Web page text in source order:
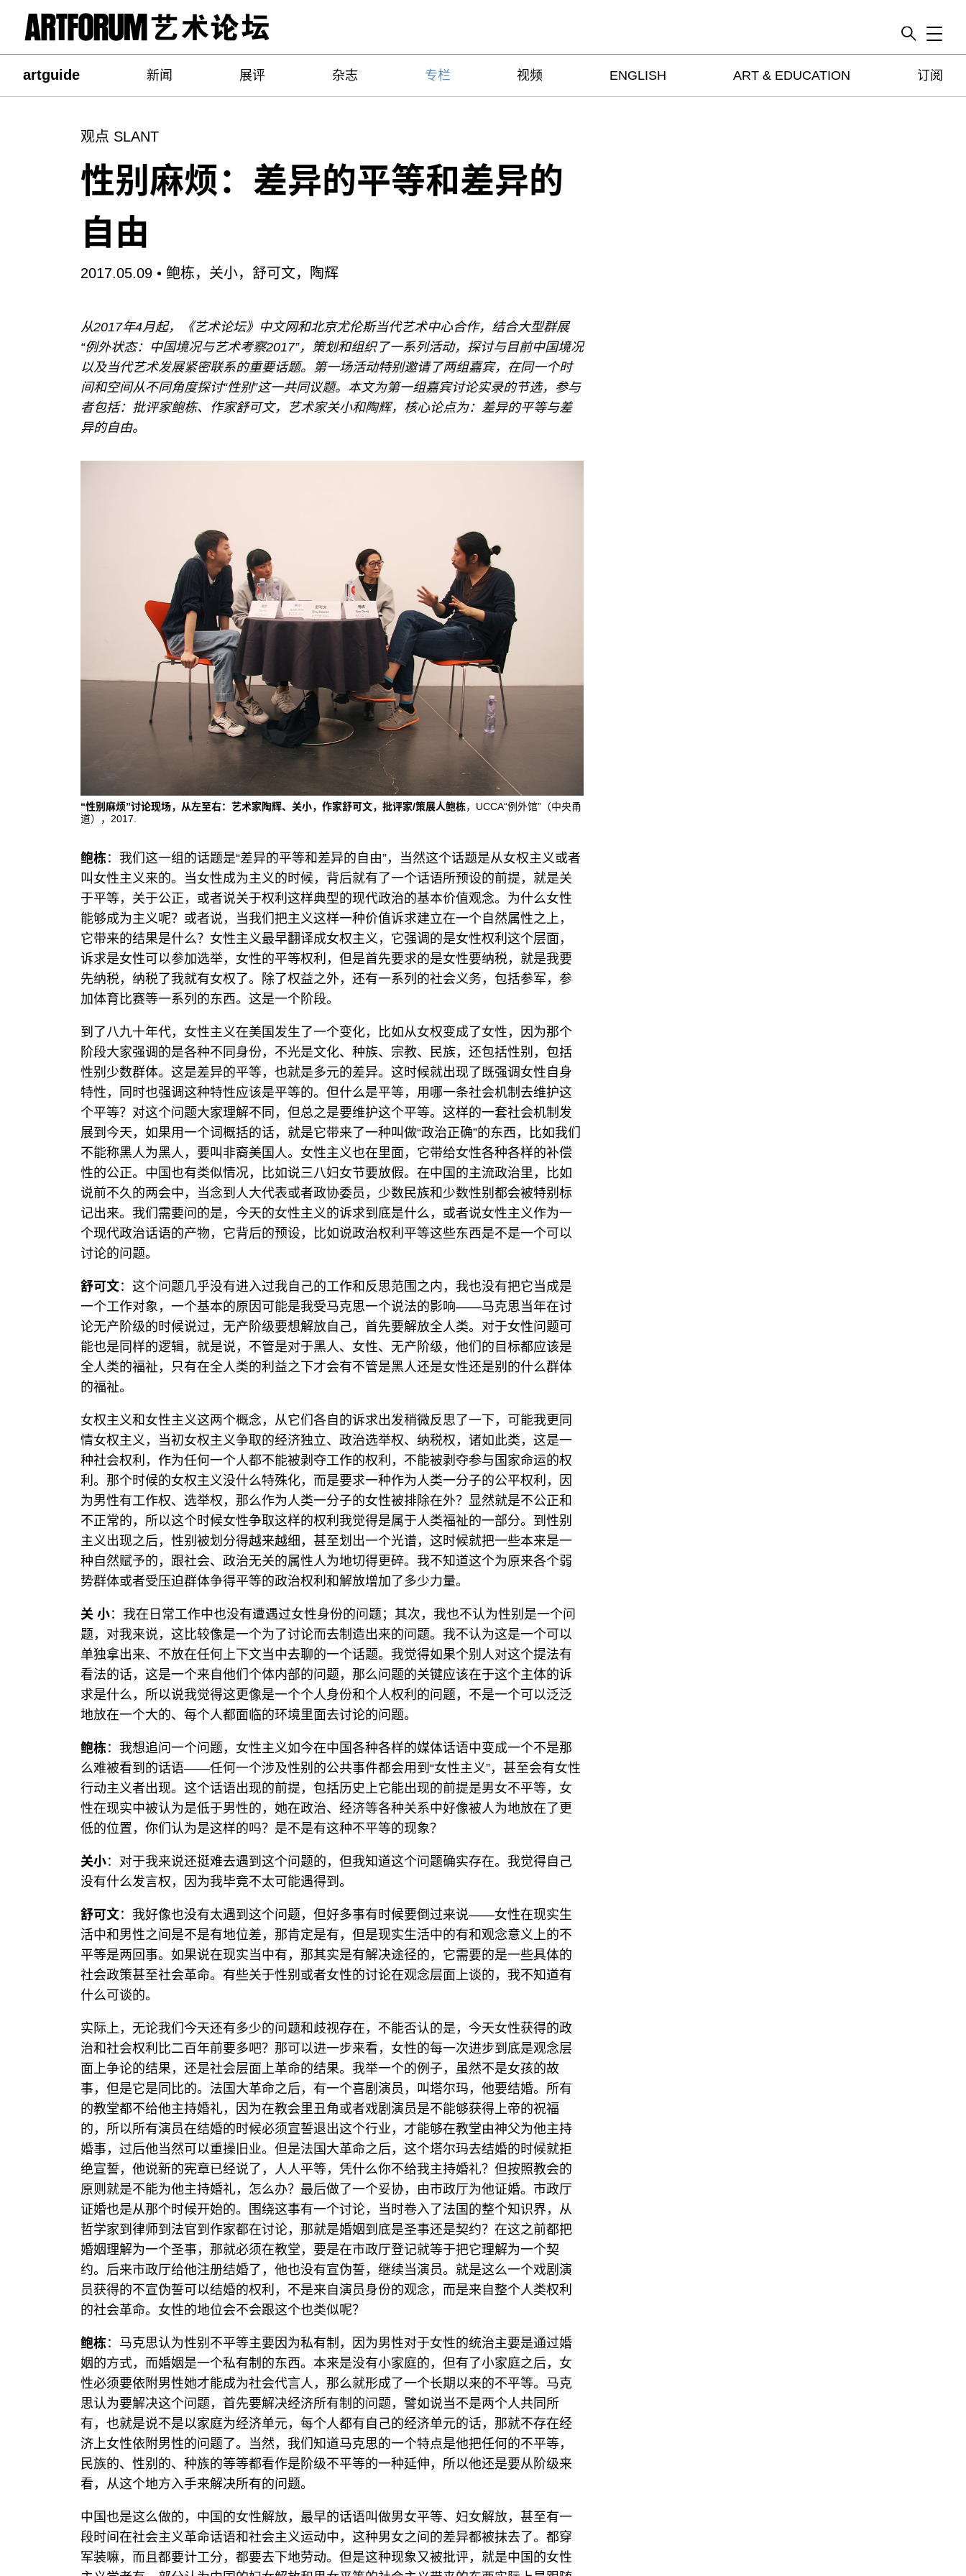
Toggle
artguide 新闻 展评 杂志 专栏 视频 ENGLISH ART & EDUCATION 订阅
观点 SLANT
性别麻烦：差异的平等和差异的
自由
2017.05.09 • 鲍栋，关小，舒可文，陶辉
从2017年4月起，《艺术论坛》中文网和北京尤伦斯当代艺术中心合作，结合大型群展
“例外状态：中国境况与艺术考察2017”，策划和组织了一系列活动，探讨与目前中国境况
以及当代艺术发展紧密联系的重要话题。第一场活动特别邀请了两组嘉宾，在同一个时
间和空间从不同角度探讨“性别”这一共同议题。本文为第一组嘉宾讨论实录的节选，参与
者包括：批评家鲍栋、作家舒可文，艺术家关小和陶辉，核心论点为：差异的平等与差
异的自由。
“性别麻烦”讨论现场，从左至右：艺术家陶辉、关小，作家舒可文，批评家/策展人鲍栋，UCCA“例外馆”（中央甬
道），2017.
鲍栋：我们这一组的话题是“差异的平等和差异的自由”，当然这个话题是从女权主义或者
叫女性主义来的。当女性成为主义的时候，背后就有了一个话语所预设的前提，就是关
于平等，关于公正，或者说关于权利这样典型的现代政治的基本价值观念。为什么女性
能够成为主义呢？或者说，当我们把主义这样一种价值诉求建立在一个自然属性之上，
它带来的结果是什么？女性主义最早翻译成女权主义，它强调的是女性权利这个层面，
诉求是女性可以参加选举，女性的平等权利，但是首先要求的是女性要纳税，就是我要
先纳税，纳税了我就有女权了。除了权益之外，还有一系列的社会义务，包括参军，参
加体育比赛等一系列的东西。这是一个阶段。
到了八九十年代，女性主义在美国发生了一个变化，比如从女权变成了女性，因为那个
阶段大家强调的是各种不同身份，不光是文化、种族、宗教、民族，还包括性别，包括
性别少数群体。这是差异的平等，也就是多元的差异。这时候就出现了既强调女性自身
特性，同时也强调这种特性应该是平等的。但什么是平等，用哪一条社会机制去维护这
个平等？对这个问题大家理解不同，但总之是要维护这个平等。这样的一套社会机制发
展到今天，如果用一个词概括的话，就是它带来了一种叫做“政治正确”的东西，比如我们
不能称黑人为黑人，要叫非裔美国人。女性主义也在里面，它带给女性各种各样的补偿
性的公正。中国也有类似情况，比如说三八妇女节要放假。在中国的主流政治里，比如
说前不久的两会中，当念到人大代表或者政协委员，少数民族和少数性别都会被特别标
记出来。我们需要问的是，今天的女性主义的诉求到底是什么，或者说女性主义作为一
个现代政治话语的产物，它背后的预设，比如说政治权利平等这些东西是不是一个可以
讨论的问题。
舒可文：这个问题几乎没有进入过我自己的工作和反思范围之内，我也没有把它当成是
一个工作对象，一个基本的原因可能是我受马克思一个说法的影响——马克思当年在讨
论无产阶级的时候说过，无产阶级要想解放自己，首先要解放全人类。对于女性问题可
能也是同样的逻辑，就是说，不管是对于黑人、女性、无产阶级，他们的目标都应该是
全人类的福祉，只有在全人类的利益之下才会有不管是黑人还是女性还是别的什么群体
的福祉。
女权主义和女性主义这两个概念，从它们各自的诉求出发稍微反思了一下，可能我更同
情女权主义，当初女权主义争取的经济独立、政治选举权、纳税权，诸如此类，这是一
种社会权利，作为任何一个人都不能被剥夺工作的权利，不能被剥夺参与国家命运的权
利。那个时候的女权主义没什么特殊化，而是要求一种作为人类一分子的公平权利，因
为男性有工作权、选举权，那么作为人类一分子的女性被排除在外？显然就是不公正和
不正常的，所以这个时候女性争取这样的权利我觉得是属于人类福祉的一部分。到性别
主义出现之后，性别被划分得越来越细，甚至划出一个光谱，这时候就把一些本来是一
种自然赋予的，跟社会、政治无关的属性人为地切得更碎。我不知道这个为原来各个弱
势群体或者受压迫群体争得平等的政治权利和解放增加了多少力量。
关 小：我在日常工作中也没有遭遇过女性身份的问题；其次，我也不认为性别是一个问
题，对我来说，这比较像是一个为了讨论而去制造出来的问题。我不认为这是一个可以
单独拿出来、不放在任何上下文当中去聊的一个话题。我觉得如果个别人对这个提法有
看法的话，这是一个来自他们个体内部的问题，那么问题的关键应该在于这个主体的诉
求是什么，所以说我觉得这更像是一个个人身份和个人权利的问题，不是一个可以泛泛
地放在一个大的、每个人都面临的环境里面去讨论的问题。
鲍栋：我想追问一个问题，女性主义如今在中国各种各样的媒体话语中变成一个不是那
么难被看到的话语——任何一个涉及性别的公共事件都会用到“女性主义”，甚至会有女性
行动主义者出现。这个话语出现的前提，包括历史上它能出现的前提是男女不平等，女
性在现实中被认为是低于男性的，她在政治、经济等各种关系中好像被人为地放在了更
低的位置，你们认为是这样的吗？是不是有这种不平等的现象？
关小：对于我来说还挺难去遇到这个问题的，但我知道这个问题确实存在。我觉得自己
没有什么发言权，因为我毕竟不太可能遇得到。
舒可文：我好像也没有太遇到这个问题，但好多事有时候要倒过来说——女性在现实生
活中和男性之间是不是有地位差，那肯定是有，但是现实生活中的有和观念意义上的不
平等是两回事。如果说在现实当中有，那其实是有解决途径的，它需要的是一些具体的
社会政策甚至社会革命。有些关于性别或者女性的讨论在观念层面上谈的，我不知道有
什么可谈的。
实际上，无论我们今天还有多少的问题和歧视存在，不能否认的是，今天女性获得的政
治和社会权利比二百年前要多吧？那可以进一步来看，女性的每一次进步到底是观念层
面上争论的结果，还是社会层面上革命的结果。我举一个的例子，虽然不是女孩的故
事，但是它是同比的。法国大革命之后，有一个喜剧演员，叫塔尔玛，他要结婚。所有
的教堂都不给他主持婚礼，因为在教会里丑角或者戏剧演员是不能够获得上帝的祝福
的，所以所有演员在结婚的时候必须宣誓退出这个行业，才能够在教堂由神父为他主持
婚事，过后他当然可以重操旧业。但是法国大革命之后，这个塔尔玛去结婚的时候就拒
绝宣誓，他说新的宪章已经说了，人人平等，凭什么你不给我主持婚礼？但按照教会的
原则就是不能为他主持婚礼，怎么办？最后做了一个妥协，由市政厅为他证婚。市政厅
证婚也是从那个时候开始的。围绕这事有一个讨论，当时卷入了法国的整个知识界，从
哲学家到律师到法官到作家都在讨论，那就是婚姻到底是圣事还是契约？在这之前都把
婚姻理解为一个圣事，那就必须在教堂，要是在市政厅登记就等于把它理解为一个契
约。后来市政厅给他注册结婚了，他也没有宣伪誓，继续当演员。就是这么一个戏剧演
员获得的不宣伪誓可以结婚的权利，不是来自演员身份的观念，而是来自整个人类权利
的社会革命。女性的地位会不会跟这个也类似呢？
鲍栋：马克思认为性别不平等主要因为私有制，因为男性对于女性的统治主要是通过婚
姻的方式，而婚姻是一个私有制的东西。本来是没有小家庭的，但有了小家庭之后，女
性必须要依附男性她才能成为社会代言人，那么就形成了一个长期以来的不平等。马克
思认为要解决这个问题，首先要解决经济所有制的问题，譬如说当不是两个人共同所
有，也就是说不是以家庭为经济单元，每个人都有自己的经济单元的话，那就不存在经
济上女性依附男性的问题了。当然，我们知道马克思的一个特点是他把任何的不平等，
民族的、性别的、种族的等等都看作是阶级不平等的一种延伸，所以他还是要从阶级来
看，从这个地方入手来解决所有的问题。
中国也是这么做的，中国的女性解放，最早的话语叫做男女平等、妇女解放，甚至有一
段时间在社会主义革命话语和社会主义运动中，这种男女之间的差异都被抹去了。都穿
军装嘛，而且都要计工分，都要去下地劳动。但是这种现象又被批评，就是中国的女性